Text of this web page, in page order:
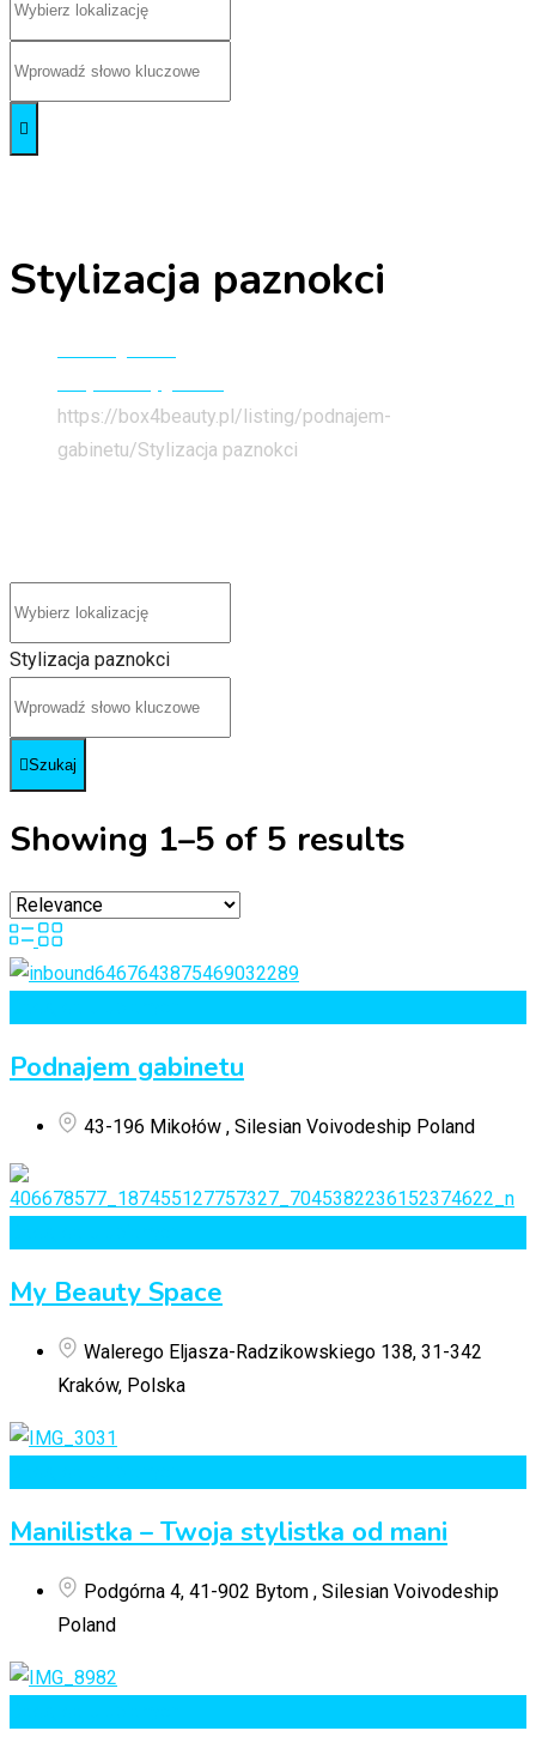
Stylizacja paznokci
https://box4beauty.pl/listing/podnajem-
gabinetu/Stylizacja paznokci
Stylizacja paznokci
Szukaj
Showing 1–5 of 5 results
Podnajem gabinetu
43-196 Mikołów , Silesian Voivodeship Poland
My Beauty Space
Walerego Eljasza-Radzikowskiego 138, 31-342
Kraków, Polska
Manilistka – Twoja stylistka od mani
Podgórna 4, 41-902 Bytom , Silesian Voivodeship
Poland